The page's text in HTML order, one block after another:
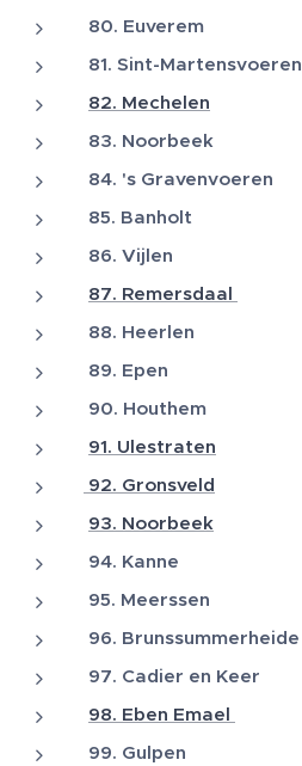
80. Euverem
81. Sint-Martensvoeren
82. Mechelen
83. Noorbeek
84. 's Gravenvoeren
85. Banholt
86. Vijlen
87. Remersdaal
88. Heerlen
89. Epen
90. Houthem
91. Ulestraten
92. Gronsveld
93. Noorbeek
94. Kanne
95. Meerssen
96. Brunssummerheide
97. Cadier en Keer
98. Eben Emael
99. Gulpen